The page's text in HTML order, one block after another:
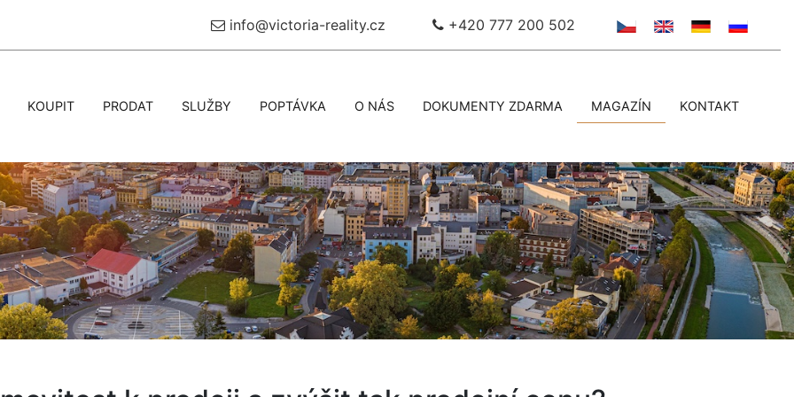
info@victoria-reality.cz +420 777 200 502
KOUPIT PRODAT SLUŽBY POPTÁVKA O NÁS DOKUMENTY ZDARMA MAGAZÍN KONTAKT